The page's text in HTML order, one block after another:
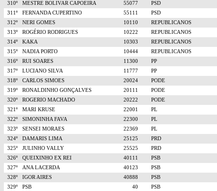
310º
MESTRE BOLIVAR CAPOEIRA 55077
PSD
311º
FERNANDA CUPERTINO 55111
PSD
312º
NERI GOMES 10110
REPUBLICANOS
313º
ROGÉRIO RODRIGUES 10222
REPUBLICANOS
314º
KAKA 10303
REPUBLICANOS
315º
NADIA PORTO 10444
REPUBLICANOS
316º
RUI SOARES 11300
PP
317º
LUCIANO SILVA 11777
PP
318º
CARLOS SIMOES 20024
PODE
319º
RONALDINHO GONÇALVES 20111
PODE
320º
ROGERIO MACHADO 20222
PODE
321º
MARI KRUSE 22001
PL
322º
SIMONINHA FAVA 22300
PL
323º
SENSEI MORAES 22369
PL
324º
DAMARIS LIMA 25125
PRD
325º
JULINHO VALLY 25525
PRD
326º
QUEIXINHO EX REI 40111
PSB
327º
ANA LACERDA 40123
PSB
328º
IGOR AIRES 40888
PSB
329º
PSB 40 PSB